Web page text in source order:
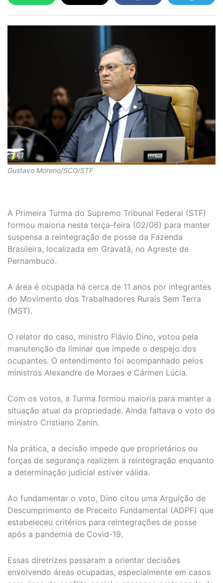
Gustavo Moreno/SCO/STF
A Primeira Turma do Supremo Tribunal Federal (STF)
formou maioria nesta terça-feira (02/06) para manter
suspensa a reintegração de posse da Fazenda
Brasileira, localizada em Gravatá, no Agreste de
Pernambuco.
A área é ocupada há cerca de 11 anos por integrantes
do Movimento dos Trabalhadores Rurais Sem Terra
(MST).
O relator do caso, ministro Flávio Dino, votou pela
manutenção da liminar que impede o despejo dos
ocupantes. O entendimento foi acompanhado pelos
ministros Alexandre de Moraes e Cármen Lúcia.
Com os votos, a Turma formou maioria para manter a
situação atual da propriedade. Ainda faltava o voto do
ministro Cristiano Zanin.
Na prática, a decisão impede que proprietários ou
forças de segurança realizem a reintegração enquanto
a determinação judicial estiver válida.
Ao fundamentar o voto, Dino citou uma Arguição de
Descumprimento de Preceito Fundamental (ADPF) que
estabeleceu critérios para reintegrações de posse
após a pandemia de Covid-19.
Essas diretrizes passaram a orientar decisões
envolvendo áreas ocupadas, especialmente em casos